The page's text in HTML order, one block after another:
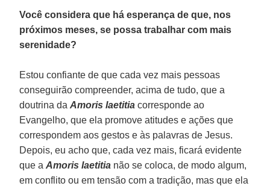
Você considera que há esperança de que, nos
próximos meses, se possa trabalhar com mais
serenidade?
Estou confiante de que cada vez mais pessoas
conseguirão compreender, acima de tudo, que a
doutrina daAmoris laetitia corresponde ao
Evangelho, que ela promove atitudes e ações que
correspondem aos gestos e às palavras de Jesus.
Depois, eu acho que, cada vez mais, ficará evidente
que aAmoris laetitia não se coloca, de modo algum,
em conflito ou em tensão com a tradição, mas que ela